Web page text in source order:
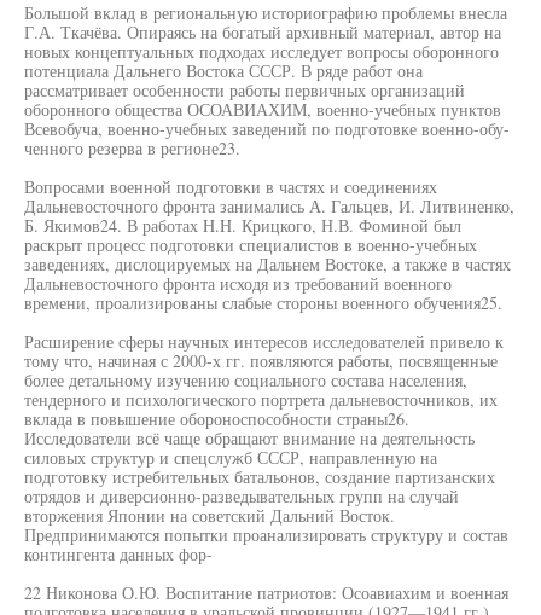
Большой вклад в региональную историографию проблемы внесла
Г.А. Ткачёва. Опираясь на богатый архивный материал, автор на
новых концептуальных подходах исследует вопросы оборонного
потенциала Дальнего Востока СССР. В ряде работ она
рассматривает особенности работы первичных организаций
оборонного общества ОСОАВИАХИМ, военно-учебных пунктов
Всевобуча, военно-учебных заведений по подготовке военно-обу-
ченного резерва в регионе23.
Вопросами военной подготовки в частях и соединениях
Дальневосточного фронта занимались А. Гальцев, И. Литвиненко,
Б. Якимов24. В работах H.H. Крицкого, Н.В. Фоминой был
раскрыт процесс подготовки специалистов в военно-учебных
заведениях, дислоцируемых на Дальнем Востоке, а также в частях
Дальневосточного фронта исходя из требований военного
времени, проализированы слабые стороны военного обучения25.
Расширение сферы научных интересов исследователей привело к
тому что, начиная с 2000-х гг. появляются работы, посвященные
более детальному изучению социального состава населения,
тендерного и психологического портрета дальневосточников, их
вклада в повышение обороноспособности страны26.
Исследователи всё чаще обращают внимание на деятельность
силовых структур и спецслужб СССР, направленную на
подготовку истребительных батальонов, создание партизанских
отрядов и диверсионно-разведывательных групп на случай
вторжения Японии на советский Дальний Восток.
Предпринимаются попытки проанализировать структуру и состав
контингента данных фор-
22 Никонова О.Ю. Воспитание патриотов: Осоавиахим и военная